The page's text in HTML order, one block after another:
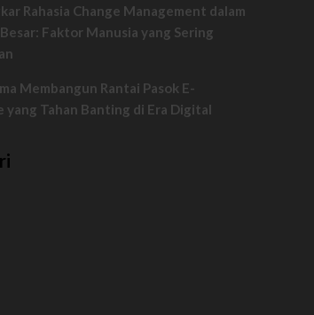
Rahasia Change Management dalam
Faktor Manusia yang Sering
Membangun Rantai Pasok E-
yang Tahan Banting di Era Digital